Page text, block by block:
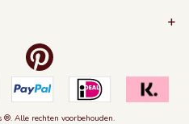
+
®. Alle rechten voorbehouden.